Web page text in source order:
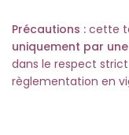
Précautions : cette
uniquement par
dans le respect strict
règlementation en